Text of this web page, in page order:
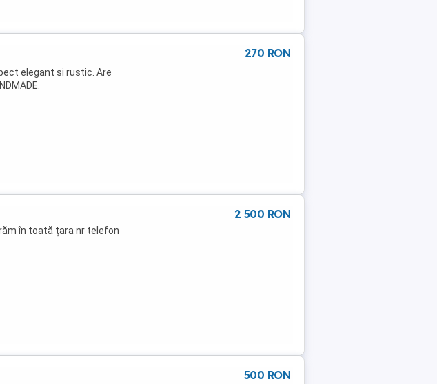
elegant si rustic. Are
270 RON
în toată țara nr telefon
2 500 RON
500 RON